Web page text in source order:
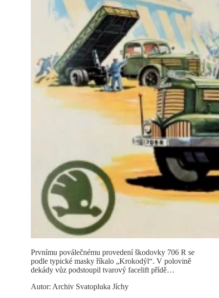
Prvnímu poválečnému provedení škodovky 706 R se
podle typické masky říkalo „Krokodýl“. V polovině
dekády vůz podstoupil tvarový facelift přídě…
Autor: Archiv Svatopluka Jíchy